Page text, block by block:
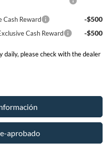
Cash Reward -$500
Cash Reward -$500
please check with the dealer
aprobado